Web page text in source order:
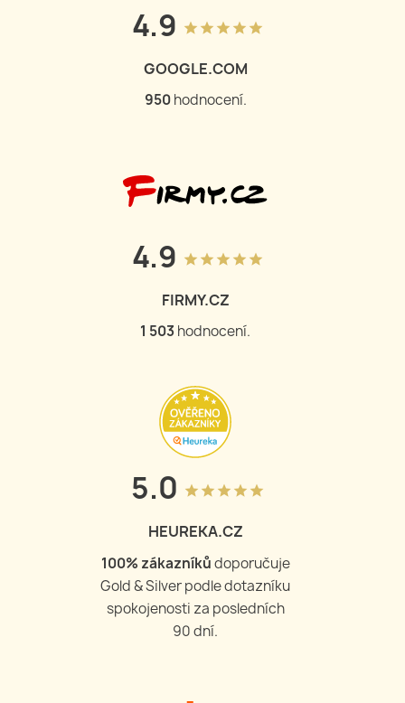
4.9 grade grade grade grade grade
GOOGLE.COM
950 hodnocení.
4.9 grade grade grade grade grade
FIRMY.CZ
1 503 hodnocení.
5.0 grade grade grade grade grade
HEUREKA.CZ
100% zákazníkůdoporučuje
Gold & Silver podle dotazníku
spokojenosti za posledních
90 dní.